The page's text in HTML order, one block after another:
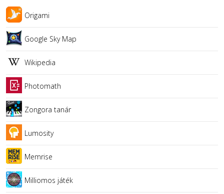
Origami
Google Sky Map
Wikipedia
Photomath
Zongora tanár
Lumosity
Memrise
Milliomos játék